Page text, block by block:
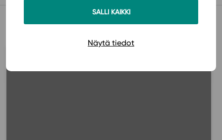
SALLI KAIKKI
Näytä tiedot